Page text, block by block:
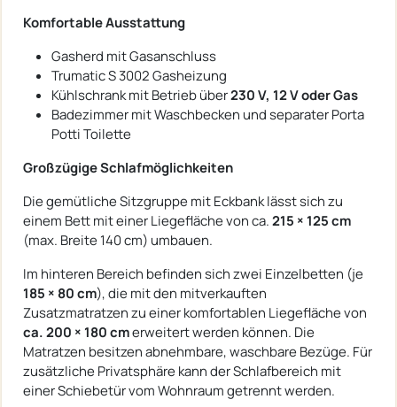
Komfortable Ausstattung
Gasherd mit Gasanschluss
Trumatic S 3002 Gasheizung
Kühlschrank mit Betrieb über230 V, 12 V oder Gas
Badezimmer mit Waschbecken und separater Porta
Potti Toilette
Großzügige Schlafmöglichkeiten
Die gemütliche Sitzgruppe mit Eckbank lässt sich zu
einem Bett mit einer Liegefläche von ca.215 × 125 cm
(max. Breite 140 cm) umbauen.
Im hinteren Bereich befinden sich zwei Einzelbetten (je
185 × 80 cm), die mit den mitverkauften
Zusatzmatratzen zu einer komfortablen Liegefläche von
ca. 200 × 180 cmerweitert werden können. Die
Matratzen besitzen abnehmbare, waschbare Bezüge. Für
zusätzliche Privatsphäre kann der Schlafbereich mit
einer Schiebetür vom Wohnraum getrennt werden.